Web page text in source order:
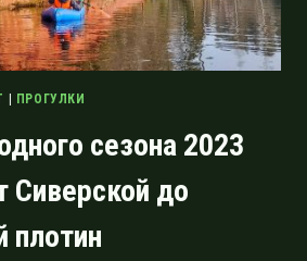
ПРОГУЛКИ
сезона 2023
Сиверской до
плотин